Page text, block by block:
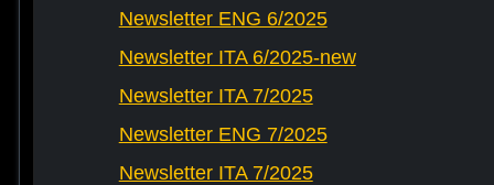
Newsletter ENG 6/2025
Newsletter ITA 6/2025-new
Newsletter ITA 7/2025
Newsletter ENG 7/2025
Newsletter ITA 7/2025